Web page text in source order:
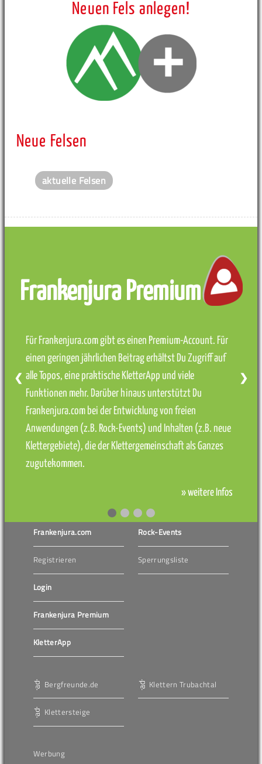
Neuen Fels anlegen!
Neue Felsen
aktuelle Felsen
Frankenjura Premium
Für Frankenjura.com gibt es einen Premium-Account. Für
einen geringen jährlichen Beitrag erhältst Du Zugriff auf
alle Topos, eine praktische KletterApp und viele
Funktionen mehr. Darüber hinaus unterstützt Du
Frankenjura.com bei der Entwicklung von freien
Anwendungen (z.B. Rock-Events) und Inhalten (z.B. neue
Klettergebiete), die der Klettergemeinschaft als Ganzes
zugutekommen.
» weitere Infos
❮ ❯
Frankenjura.com
Registrieren
Login
Frankenjura Premium
KletterApp
Rock-Events
Sperrungsliste
Bergfreunde.de
Klettersteige
Klettern Trubachtal
Werbung